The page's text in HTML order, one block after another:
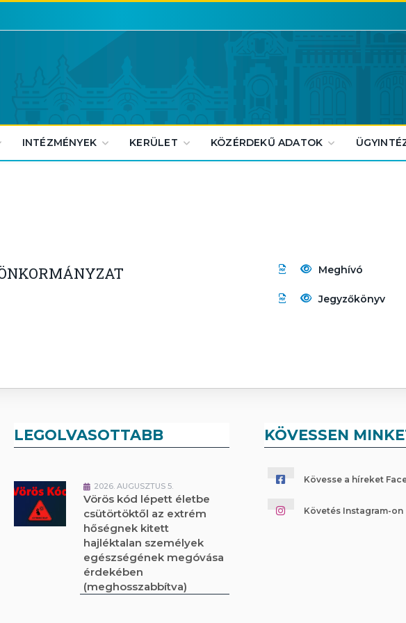
INTÉZMÉNYEK KERÜLET KÖZÉRDEKŰ ADATOK
Meghívó
Jegyzőkönyv
LEGOLVASOTTABB
2026. AUGUSZTUS 5.
Vörös kód lépett életbe
csütörtöktől az extrém
hőségnek kitett
hajléktalan személyek
egészségének megóvása
érdekében
(meghosszabbítva)
KÖVESSEN
Kövesse a híreket
Követés Instagram-on